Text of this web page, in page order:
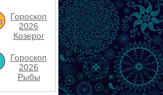
Гороскоп
2026
Козерог
Гороскоп
2026
Рыбы